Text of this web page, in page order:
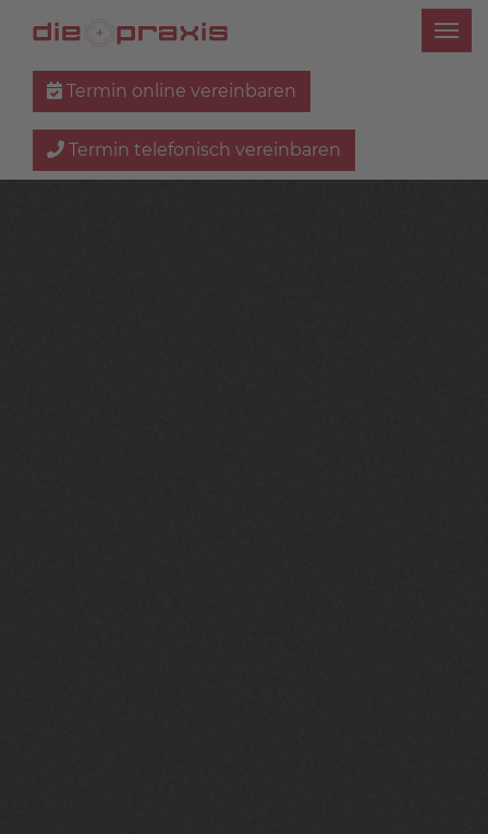
Termin online vereinbaren
Termin telefonisch vereinbaren